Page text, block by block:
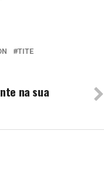
TITE
na sua